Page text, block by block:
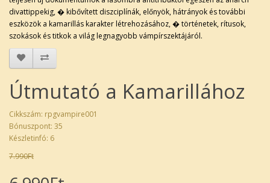
divattippekig, � kibővített diszciplínák, előnyök, hátrányok és további
eszközök a kamarillás karakter létrehozásához, � történetek, rítusok,
szokások és titkok a világ legnagyobb vámpírszektájáról.
Útmutató a Kamarillához
Cikkszám: rpgvampire001
Bónuszpont: 35
Készletinfó: 6
7.990Ft